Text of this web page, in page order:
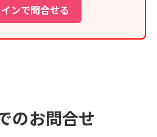
光目的（90日以下）で渡航
ご覧ください。
ネット限定商品のため、紙
ンで問合せる
のお問合せ